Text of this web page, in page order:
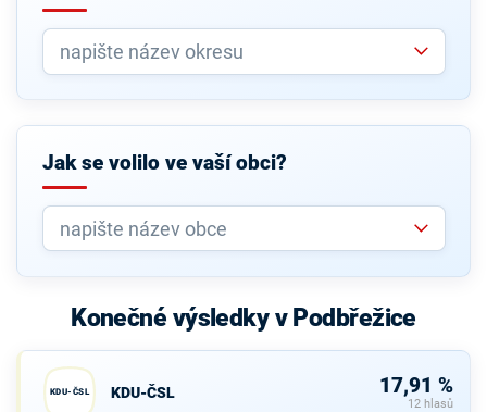
Jak se volilo ve vaší obci?
Konečné výsledky v Podbřežice
KDU-ČSL KDU-ČSL 17,91 %
12 hlasů